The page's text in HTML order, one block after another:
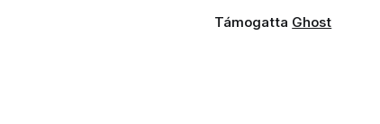
Támogatta Ghost